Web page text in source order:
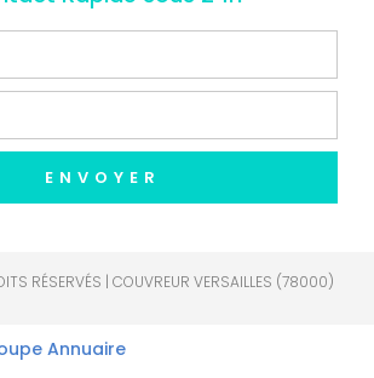
ENVOYER
RÉSERVÉS | COUVREUR VERSAILLES (78000)
Annuaire